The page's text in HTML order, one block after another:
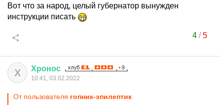
Вот что за народ, целый губернатор вынужден
инструкции писать
4/5
Х Хронос
10:41, 03.02.2022
От пользователя гопник-эпилептик